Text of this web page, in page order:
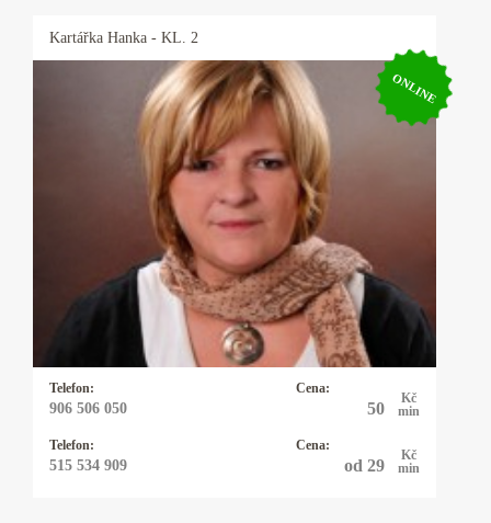
Kartářka Hanka - KL. 2
ONLINE
Telefon:
906 506 050
Cena:
50
Kč
min
Telefon:
515 534 909
Cena:
od 29
Kč
min
Kartářka Hanka
Profesionální výklad karet, autorské výklady,
rozbor osobnosti a partnerských vztahů podle
data narození. Pomůžu vám uvědomit si svůj
potenciál. Dodám vám sílu a odvahu, abyste
mohli čelit překážkám a výzvám ve svém
životě.